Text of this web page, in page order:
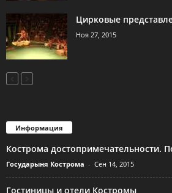
Цирковые
Ноя 27, 2015
Информация
Кострома достопримечательности.
Государыня Кострома - Сен 14, 2015
Гостиницы и отели Костромы